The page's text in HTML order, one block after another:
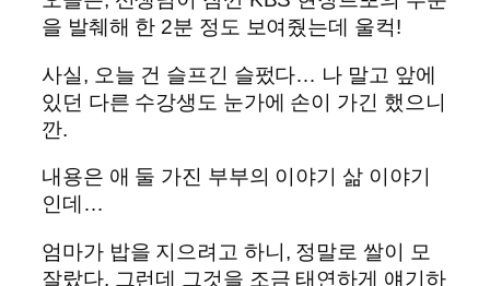
을 발췌해 한 2분 정도 보여줬는데 울컥!
사실, 오늘 건 슬프긴 슬펐다… 나 말고 앞에
있던 다른 수강생도 눈가에 손이 가긴 했으니
깐.
내용은 애 둘 가진 부부의 이야기 삶 이야기
인데…
엄마가 밥을 지으려고 하니, 정말로 쌀이 모
잘랐다. 그런데 그것을 조금 태연하게 얘기하